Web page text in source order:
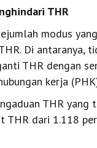
THR
modus
Di antaranya,
THR dengan
kerja
THR
THR dari 1.118